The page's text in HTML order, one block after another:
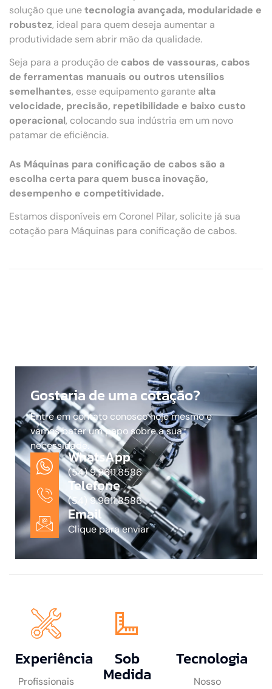
solução que unetecnologia avançada, modularidade e
robustez, ideal para quem deseja aumentar a
produtividade sem abrir mão da qualidade.
Seja para a produção de cabos de vassouras, cabos
de ferramentas manuais ou outros utensílios
semelhantes, esse equipamento garante alta
velocidade, precisão, repetibilidade e baixo custo
operacional, colocando sua indústria em um novo
patamar de eficiência.
As Máquinas para conificação de cabos são a
escolha certa para quem busca inovação,
desempenho e competitividade.
Estamos disponíveis em Coronel Pilar, solicite já sua
cotação para Máquinas para conificação de cabos.
Gostaria de uma cotação?
Entre em contato conosco hoje mesmo e
vamos bater um papo sobre a sua
necessidade.
WhatsApp
(54) 9.9611.8586
Telefone
(54) 9.9611.8586
Email
Clique para enviar
Experiência
Profissionais
Sob
Medida
Tecnologia
Nosso